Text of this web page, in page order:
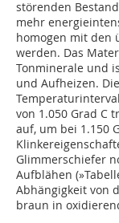
störenden
mehr
homogen mit den
werden. Das
Tonminerale und
und Aufheizen.
von 1.050 Grad C
auf, um bei 1.150
Glimmerschiefer
Aufblähen (
Abhängigkeit von
braun in